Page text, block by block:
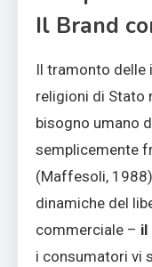
Il Brand
Il tramonto delle
religioni di Stato
bisogno umano
semplicemente
(Maffesoli,
dinamiche del
commerciale – il
i consumatori vi